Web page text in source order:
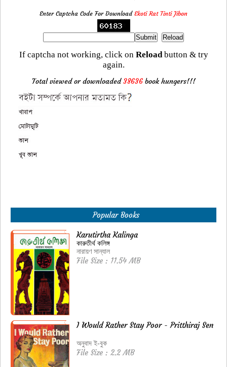
Enter Captcha Code For Download Ekoti Rat Tinti Jibon
If captcha not working, click on Reloadbutton & try
again.
Total viewed or downloaded38636book hungers!!!
Popular Books
Karutirtha Kalinga
কারুতীর্থ কলিঙ্গ
নারায়ণ সান্যাল
File Size : 11.54 MB
I Would Rather Stay Poor - Pritthiraj Sen
অনুবাদ ই-বুক
File Size : 2.2 MB